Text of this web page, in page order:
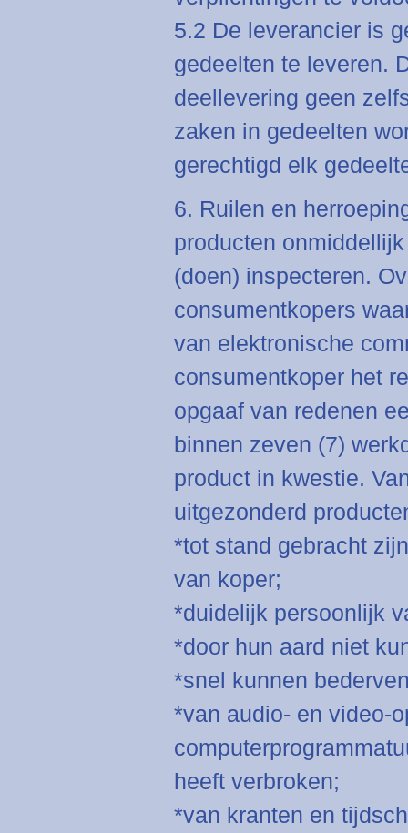
5.2 De leverancier is
gedeelten te leveren.
deellevering geen
zaken in gedeelten
gerechtigd elk
6. Ruilen en
producten
(doen) inspecteren.
consumentkopers
van elektronische
consumentkoper het
opgaaf van redenen
binnen zeven (7)
product in kwestie.
uitgezonderd
*tot stand gebracht
van koper;
*duidelijk persoonlijk
*door hun aard niet
*snel kunnen
*van audio- en video-
heeft verbroken;
*van kranten en